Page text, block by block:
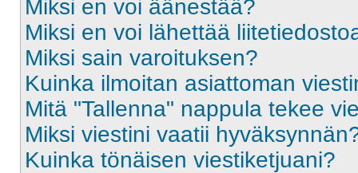
Miksi en voi äänestää?
Miksi en voi lähettää
Miksi sain varoituksen?
Kuinka ilmoitan asiattoman
Mitä "Tallenna" nappula tekee
Miksi viestini vaatii
Kuinka tönäisen viestiketjuani?